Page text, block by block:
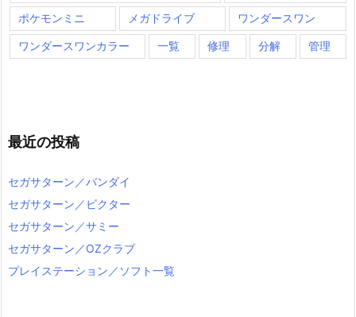
ポケモンミニ メガドライブ ワンダースワン
ワンダースワンカラー 一覧 修理 分解 管理
最近の投稿
セガサターン／バンダイ
セガサターン／ビクター
セガサターン／サミー
セガサターン／OZクラブ
プレイステーション／ソフト一覧